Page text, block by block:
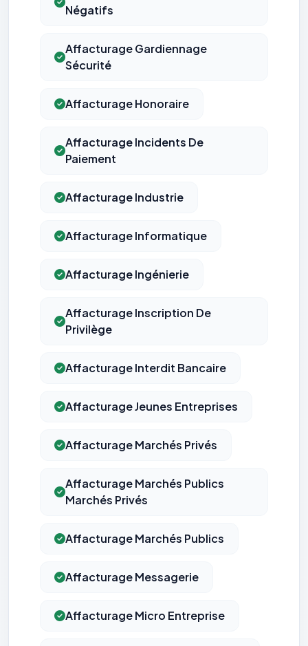
Négatifs
Affacturage Gardiennage
Sécurité
Affacturage Honoraire
Affacturage Incidents De
Paiement
Affacturage Industrie
Affacturage Informatique
Affacturage Ingénierie
Affacturage Inscription De
Privilège
Affacturage Interdit Bancaire
Affacturage Jeunes Entreprises
Affacturage Marchés Privés
Affacturage Marchés Publics
Marchés Privés
Affacturage Marchés Publics
Affacturage Messagerie
Affacturage Micro Entreprise